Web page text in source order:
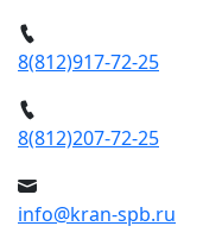
8(812)917-72-25
8(812)207-72-25
info@kran-spb.ru